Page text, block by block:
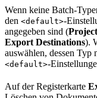
Wenn keine Batch-
den <default>-
angegeben sind (
Export Destinations).
auswählen, dessen Typ
<default>-
Auf der Registerkarte